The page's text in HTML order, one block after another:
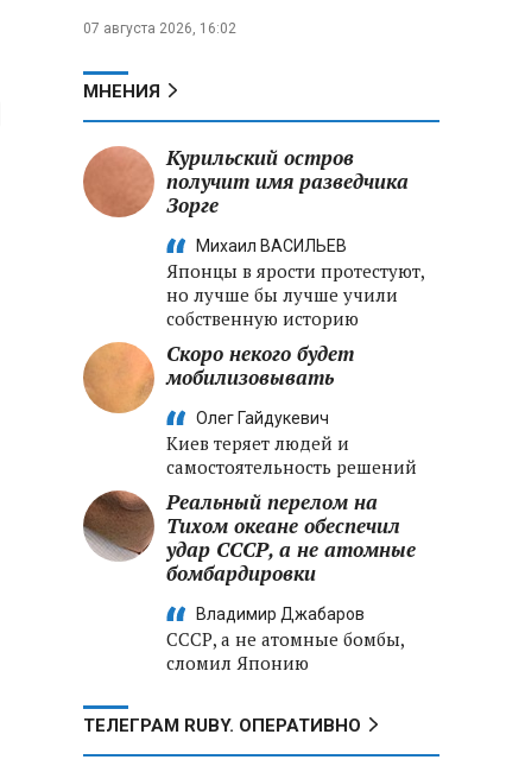
07 августа 2026, 16:02
МНЕНИЯ
Курильский остров
получит имя разведчика
Зорге
Михаил ВАСИЛЬЕВ
Японцы в ярости протестуют,
но лучше бы лучше учили
собственную историю
Скоро некого будет
мобилизовывать
Олег Гайдукевич
Киев теряет людей и
самостоятельность решений
Реальный перелом на
Тихом океане обеспечил
удар СССР, а не атомные
бомбардировки
Владимир Джабаров
СССР, а не атомные бомбы,
сломил Японию
ТЕЛЕГРАМ RUBY. ОПЕРАТИВНО